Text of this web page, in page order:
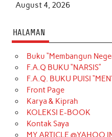
August 4, 2026
HALAMAN
Buku “Membangun
F.A.Q BUKU “NARSIS”
F.A.Q. BUKU PUISI
Front Page
Karya & Kiprah
KOLEKSI E-BOOK
Kontak Saya